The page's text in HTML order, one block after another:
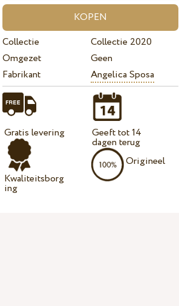
Collectie
Collectie 2020
Omgezet
Geen
Fabrikant
Angelica Sposa
Gratis levering
Kwaliteitsborg
ing
Geeft tot 14
dagen terug
Origineel